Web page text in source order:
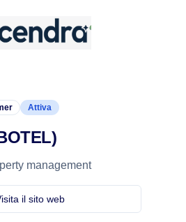
Attiva
management
il sito web